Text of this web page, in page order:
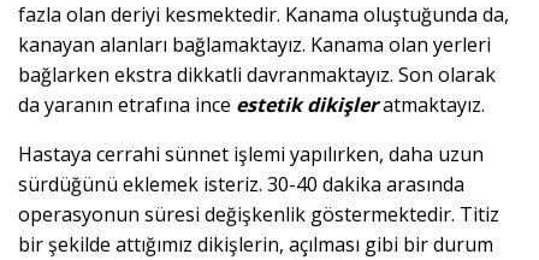
fazla olan deriyi kesmektedir. Kanama oluştuğunda da,
kanayan alanları bağlamaktayız. Kanama olan yerleri
bağlarken ekstra dikkatli davranmaktayız. Son olarak
da yaranın etrafına ince estetik dikişleratmaktayız.
Hastaya cerrahi sünnet işlemi yapılırken, daha uzun
sürdüğünü eklemek isteriz. 30-40 dakika arasında
operasyonun süresi değişkenlik göstermektedir. Titiz
bir şekilde attığımız dikişlerin, açılması gibi bir durum